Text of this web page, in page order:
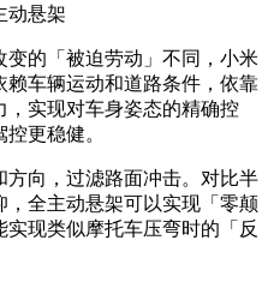
动悬架
的「被迫劳动」不同，小米
车辆运动和道路条件，依靠
实现对车身姿态的精确控
更稳健。
向，过滤路面冲击。对比半
全主动悬架可以实现「零颠
现类似摩托车压弯时的「反